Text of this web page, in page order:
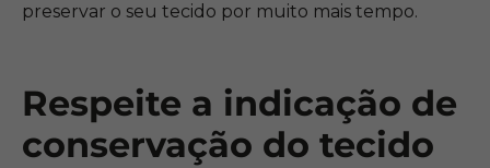
preservar o seu tecido por muito mais tempo.
Respeite a indicação de
conservação do tecido